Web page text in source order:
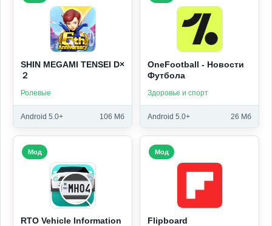
SHIN MEGAMI TENSEI D×
２
Ролевые
Android 5.0+ 106 Мб
OneFootball - Новости
Футбола
Здоровье и спорт
Android 5.0+ 26 Мб
RTO Vehicle Information
Мод
Flipboard
Мод